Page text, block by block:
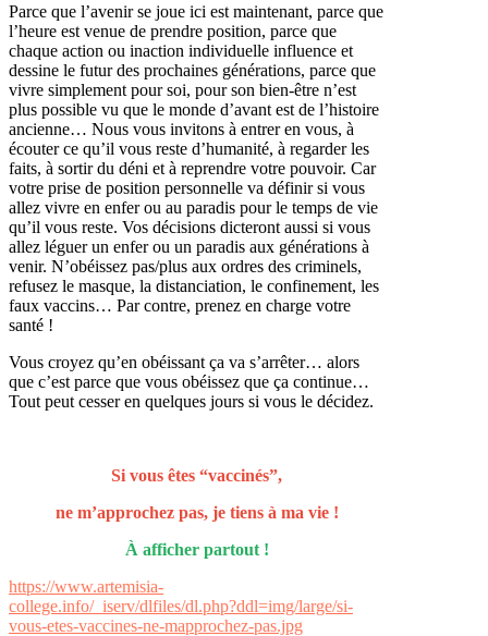
Parce que l’avenir se joue ici est maintenant, parce que
l’heure est venue de prendre position, parce que
chaque action ou inaction individuelle influence et
dessine le futur des prochaines générations, parce que
vivre simplement pour soi, pour son bien-être n’est
plus possible vu que le monde d’avant est de l’histoire
ancienne… Nous vous invitons à entrer en vous, à
écouter ce qu’il vous reste d’humanité, à regarder les
faits, à sortir du déni et à reprendre votre pouvoir. Car
votre prise de position personnelle va définir si vous
allez vivre en enfer ou au paradis pour le temps de vie
qu’il vous reste. Vos décisions dicteront aussi si vous
allez léguer un enfer ou un paradis aux générations à
venir. N’obéissez pas/plus aux ordres des criminels,
refusez le masque, la distanciation, le confinement, les
faux vaccins… Par contre, prenez en charge votre
santé !
Vous croyez qu’en obéissant ça va s’arrêter… alors
que c’est parce que vous obéissez que ça continue…
Tout peut cesser en quelques jours si vous le décidez.
Si vous êtes “vaccinés”,
ne m’approchez pas, je tiens à ma vie !
À afficher partout !
https://www.artemisia-
college.info/_iserv/dlfiles/dl.php?ddl=img/large/si-
vous-etes-vaccines-ne-mapprochez-pas.jpg